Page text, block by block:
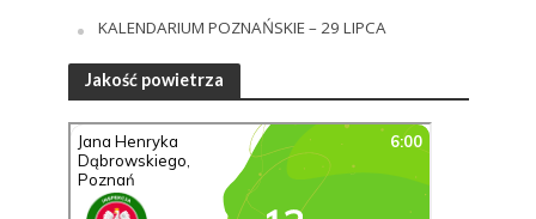
KALENDARIUM POZNAŃSKIE – 29 LIPCA
Jakość powietrza